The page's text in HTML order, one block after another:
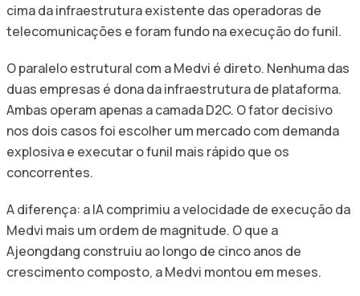
cima da infraestrutura existente das operadoras de
telecomunicações e foram fundo na execução do funil.
O paralelo estrutural com a Medvi é direto. Nenhuma das
duas empresas é dona da infraestrutura de plataforma.
Ambas operam apenas a camada D2C. O fator decisivo
nos dois casos foi escolher um mercado com demanda
explosiva e executar o funil mais rápido que os
concorrentes.
A diferença: a IA comprimiu a velocidade de execução da
Medvi mais um ordem de magnitude. O que a
Ajeongdang construiu ao longo de cinco anos de
crescimento composto, a Medvi montou em meses.